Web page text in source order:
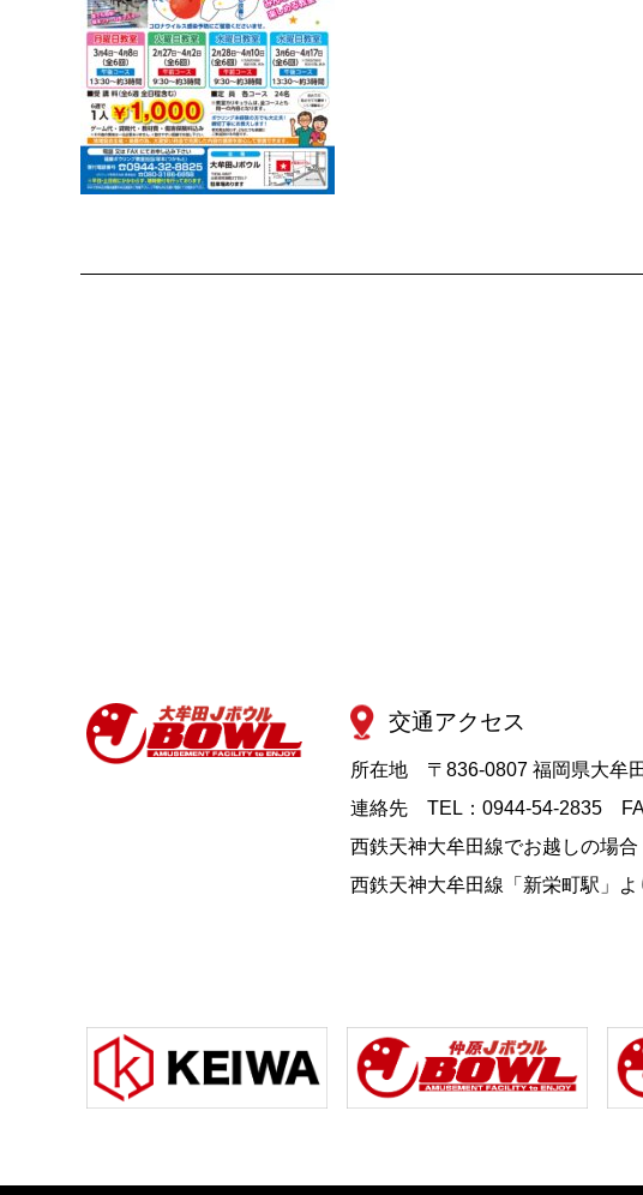
交通アクセス
所在地 〒836-0807 福岡県大牟
連絡先 TEL：0944-54-2835
西鉄天神大牟田線でお越しの場合
西鉄天神大牟田線「新栄町駅」よ